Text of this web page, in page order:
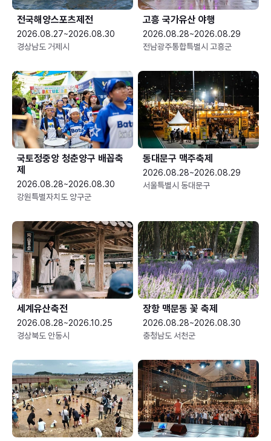
전국해양스포츠제전
2026.08.27~2026.08.30
경상남도 거제시
고흥 국가유산 야행
2026.08.28~2026.08.29
전남광주통합특별시 고흥군
국토정중앙 청춘양구 배꼽축
제
2026.08.28~2026.08.30
강원특별자치도 양구군
동대문구 맥주축제
2026.08.28~2026.08.29
서울특별시 동대문구
세계유산축전
2026.08.28~2026.10.25
경상북도 안동시
장항 맥문동 꽃 축제
2026.08.28~2026.08.30
충청남도 서천군